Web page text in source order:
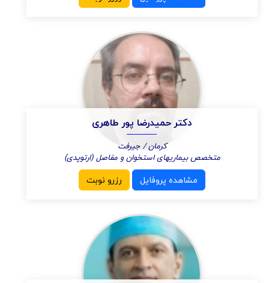
دکتر حمیدرضا پور طاهری
کرمان / جیرفت
متخصص بیماریهای استخوان و مفاصل (ارتوپدی)
مشاهده پروفایل رزرو نوبت